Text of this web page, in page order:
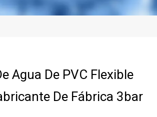
Agua De PVC Flexible
De Fábrica 3bar